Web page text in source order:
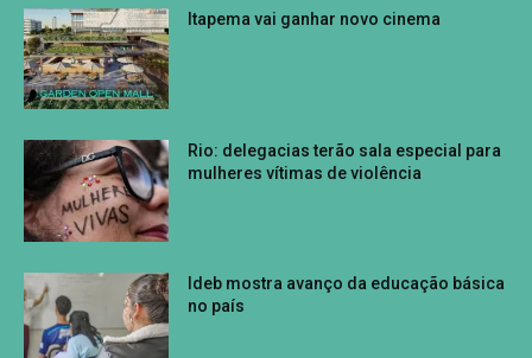
Itapema vai ganhar novo cinema
Rio: delegacias terão sala especial para
mulheres vítimas de violência
Ideb mostra avanço da educação básica
no país